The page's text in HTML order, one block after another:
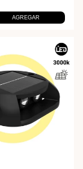
AGREGAR